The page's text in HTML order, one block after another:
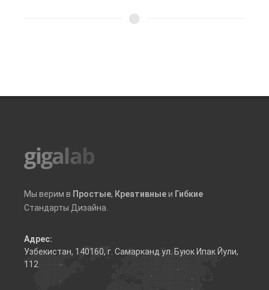
Мы верим в Простые, Креативныеи Гибкие
Стандарты Дизайна.
Адрес:
Узбекистан, 140160, г. Самарканд ул. Буюк Ипак Йули,
112